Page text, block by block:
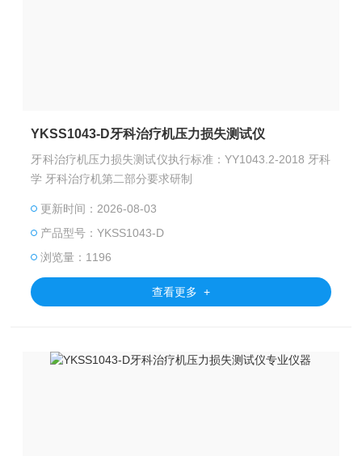
YKSS1043-D牙科治疗机压力损失测试仪
牙科治疗机压力损失测试仪执行标准：YY1043.2-2018 牙科
学 牙科治疗机第二部分要求研制
更新时间：2026-08-03
产品型号：YKSS1043-D
浏览量：1196
查看更多 +